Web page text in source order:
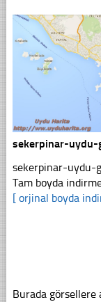
sekerpinar-
sekerpinar-uydu-
Tam boyda
[ orjinal boyda
Burada